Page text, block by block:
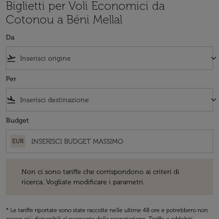
Biglietti per Voli Economici da
Cotonou a Béni Mellal
Da
flight_takeoff keyboard_arrow_down
Per
flight_land keyboard_arrow_down
Budget
EUR
Non ci sono tariffe che corrispondono ai criteri di
ricerca. Vogliate modificare i parametri.
* Le tariffe riportate sono state raccolte nelle ultime 48 ore e potrebbero non